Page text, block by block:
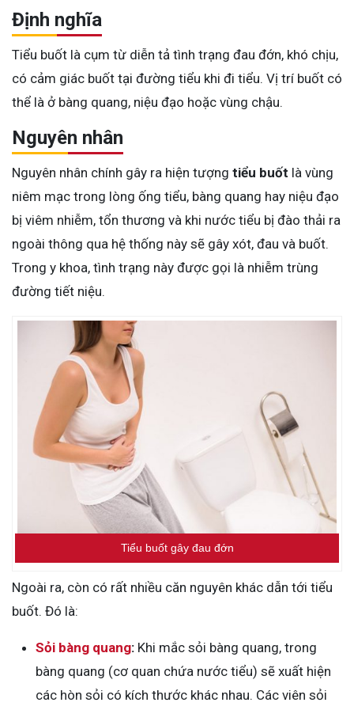
Định nghĩa
Tiểu buốt là cụm từ diễn tả tình trạng đau đớn, khó chịu,
có cảm giác buốt tại đường tiểu khi đi tiểu. Vị trí buốt có
thể là ở bàng quang, niệu đạo hoặc vùng chậu.
Nguyên nhân
Nguyên nhân chính gây ra hiện tượng tiểu buốt là vùng
niêm mạc trong lòng ống tiểu, bàng quang hay niệu đạo
bị viêm nhiễm, tổn thương và khi nước tiểu bị đào thải ra
ngoài thông qua hệ thống này sẽ gây xót, đau và buốt.
Trong y khoa, tình trạng này được gọi là nhiễm trùng
đường tiết niệu.
Tiểu buốt gây đau đớn
Ngoài ra, còn có rất nhiều căn nguyên khác dẫn tới tiểu
buốt. Đó là:
Sỏi bàng quang: Khi mắc sỏi bàng quang, trong
bàng quang (cơ quan chứa nước tiểu) sẽ xuất hiện
các hòn sỏi có kích thước khác nhau. Các viên sỏi